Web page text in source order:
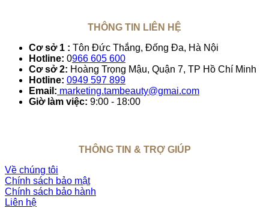
THÔNG TIN LIÊN HỆ
Cơ sở 1 : Tôn Đức Thắng, Đống Đa, Hà Nội
Hotline: 0966 605 600
Cơ sở 2: Hoàng Trọng Mậu, Quận 7, TP Hồ Chí Minh
Hotline: 0949 597 899
Email: marketing.tambeauty@gmai.com
Giờ làm việc: 9:00 - 18:00
THÔNG TIN & TRỢ GIÚP
Về chúng tôi
Chính sách bảo mật
Chính sách bảo hành
Liên hệ